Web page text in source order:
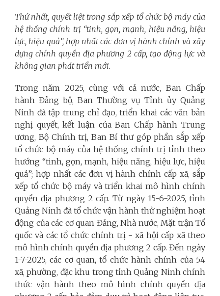
Thứ nhất, quyết liệt trong sắp xếp tổ chức bộ máy của
hệ thống chính trị “tinh, gọn, mạnh, hiệu năng, hiệu
lực, hiệu quả”, hợp nhất các đơn vị hành chính và xây
dựng chính quyền địa phương 2 cấp, tạo động lực và
không gian phát triển mới.
Trong năm 2025, cùng với cả nước, Ban Chấp
hành Đảng bộ, Ban Thường vụ Tỉnh ủy Quảng
Ninh đã tập trung chỉ đạo, triển khai các văn bản
nghị quyết, kết luận của Ban Chấp hành Trung
ương, Bộ Chính trị, Ban Bí thư góp phần sắp xếp
tổ chức bộ máy của hệ thống chính trị tỉnh theo
hướng “tinh, gọn, mạnh, hiệu năng, hiệu lực, hiệu
quả”; hợp nhất các đơn vị hành chính cấp xã, sắp
xếp tổ chức bộ máy và triển khai mô hình chính
quyền địa phương 2 cấp. Từ ngày 15-6-2025, tỉnh
Quảng Ninh đã tổ chức vận hành thử nghiệm hoạt
động của các cơ quan Đảng, Nhà nước, Mặt trận Tổ
quốc và các tổ chức chính trị - xã hội cấp xã theo
mô hình chính quyền địa phương 2 cấp. Đến ngày
1-7-2025, các cơ quan, tổ chức hành chính của 54
xã, phường, đặc khu trong tỉnh Quảng Ninh chính
thức vận hành theo mô hình chính quyền địa